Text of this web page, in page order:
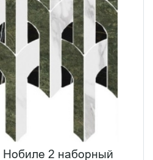
Нобиле 2 наборный